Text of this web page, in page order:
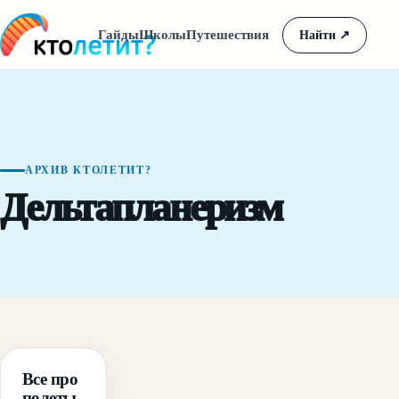
ГайдыШколыПутешествия Найти ↗
АРХИВ КТОЛЕТИТ?
Дельтапланеризм
ГАЙД
Все про